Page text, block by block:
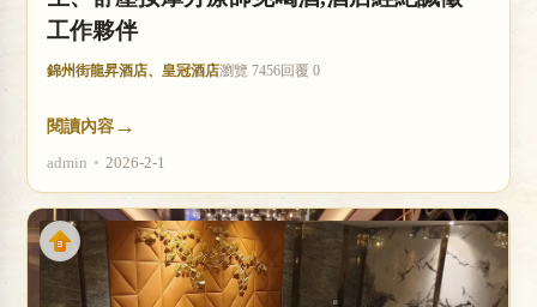
工作夥伴
錦州街龍昇酒店、皇冠酒店瀏覽 7456回覆 0
閱讀內容 →
admin • 2026-2-1